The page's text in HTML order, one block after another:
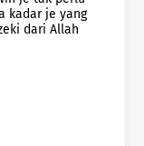
kadar je yang
dari Allah